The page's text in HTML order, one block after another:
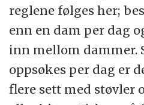
reglene følges her;
enn en dam per dag
inn mellom dammer.
oppsøkes per dag er
flere sett med støvler